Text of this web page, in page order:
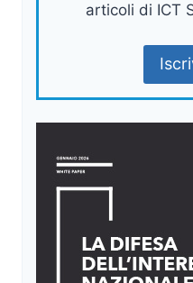
articoli di ICT